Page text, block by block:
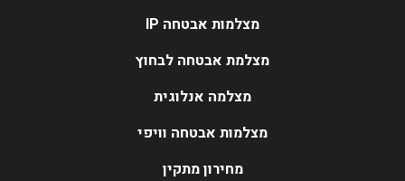
מצלמות אבטחה IP
מצלמת אבטחה לבחוץ
מצלמה אנלוגית
מצלמות אבטחה וויפי
מחירון מתקין